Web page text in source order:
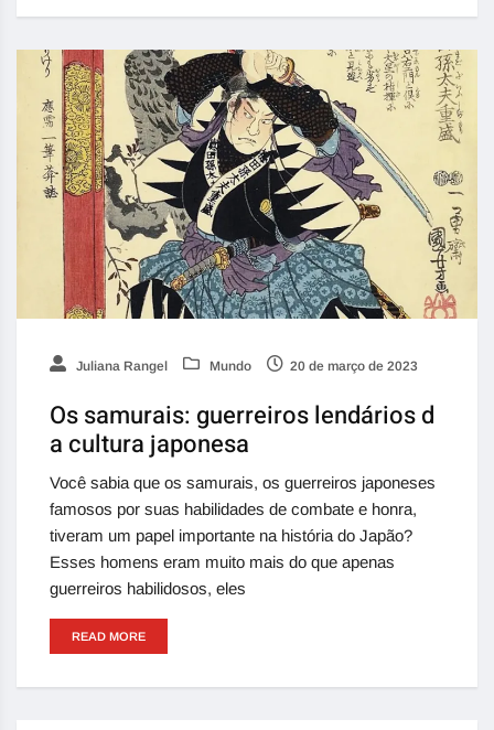
Juliana Rangel Mundo 20 de março de 2023
Os samurais: guerreiros lendários d
a cultura japonesa
Você sabia que os samurais, os guerreiros japoneses
famosos por suas habilidades de combate e honra,
tiveram um papel importante na história do Japão?
Esses homens eram muito mais do que apenas
guerreiros habilidosos, eles
READ MORE